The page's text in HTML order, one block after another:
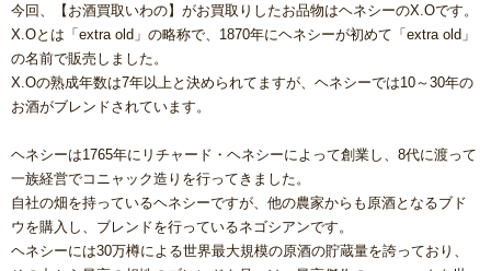
今回、【お酒買取いわの】がお買取りしたお品物はヘネシーのX.Oです。
X.Oとは「extra old」の略称で、1870年にヘネシーが初めて「extra old」
の名前で販売しました。
X.Oの熟成年数は7年以上と決められてますが、ヘネシーでは10～30年の
お酒がブレンドされています。
ヘネシーは1765年にリチャード・ヘネシーによって創業し、8代に渡って
一族経営でコニャック造りを行ってきました。
自社の畑を持っているヘネシーですが、他の農家からも原酒となるブド
ウを購入し、ブレンドを行っているネゴシアンです。
ヘネシーには30万樽による世界最大規模の原酒の貯蔵量を誇っており、